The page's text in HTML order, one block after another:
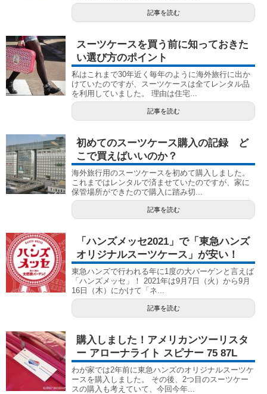
記事を読む
スーツケースを買う前に知っておきた
い選び方のポイント
私はこれまで30年近く毎年のように海外旅行に出か
けていたのですが、スーツケースは全てレンタル品
を利用していました。 理由は住宅...
記事を読む
初めてのスーツケース購入の記録 ど
こで買えばいいのか？
海外旅行用のスーツケースを初めて購入しました。
これまではレンタルで済ませていたのですが、家に
保管場所ができたので購入に踏み切...
記事を読む
「ハンズメッセ2021」で「東急ハンズ
オリジナルスーツケース」が安い！
東急ハンズで行われる年に1度の大バーゲンと言えば
「ハンズメッセ」！ 2021年は9月7日（火）から9月
16日（木）にかけて「ネ...
記事を読む
購入しました！アメリカンツーリスタ
ー アローナライト スピナー 75 87L
わが家では2年前に東急ハンズのオリジナルスーツケ
ースを購入しました。 その後、2つ目のスーツケー
スの購入も考えていて、今回今年...